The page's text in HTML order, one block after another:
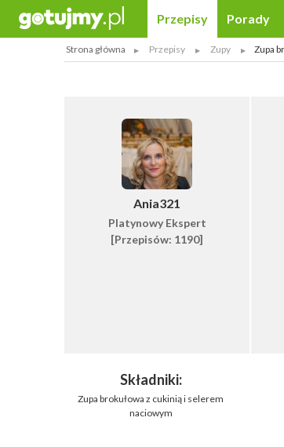
Przepisy Porady
Strona główna Przepisy Zupy Zupa
Ania321
Platynowy Ekspert
[Przepisów: 1190]
Składniki:
Zupa brokułowa z cukinią i selerem
naciowym